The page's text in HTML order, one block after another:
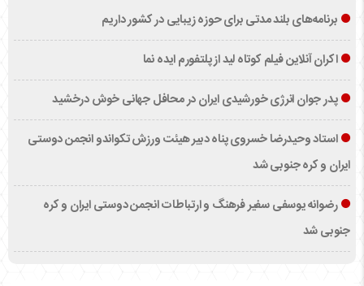
برنامه‌های بلند مدتی برای حوزه زیبایی در کشور داریم
اکران آنلاین فیلم کوتاه لید از پلتفورم ایده نما
پدر جوان انرژی خورشیدی ایران در محافل جهانی خوش درخشید
استاد وحیدرضا خسروی پناه دبیر هیئت ورزش تکواندو انجمن دوستی
ایران و کره جنوبی شد
رضوانه یوسفی سفیر فرهنگ و ارتباطات انجمن دوستی ایران و کره
جنوبی شد